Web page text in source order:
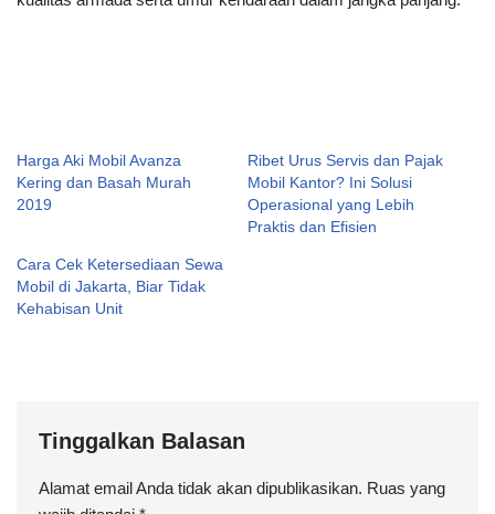
Harga Aki Mobil Avanza
Kering dan Basah Murah
2019
Ribet Urus Servis dan Pajak
Mobil Kantor? Ini Solusi
Operasional yang Lebih
Praktis dan Efisien
Cara Cek Ketersediaan Sewa
Mobil di Jakarta, Biar Tidak
Kehabisan Unit
Tinggalkan Balasan
Alamat email Anda tidak akan dipublikasikan. Ruas yang
A